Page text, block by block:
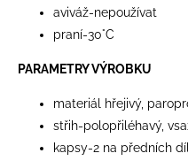
aviváž-nepoužívat
praní-30°C
PARAMETRY VÝROBKU
materiál hřejivý,
střih-polopřiléhavý,
kapsy-2 na předních